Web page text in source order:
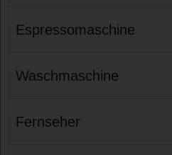
Espressomaschine
Waschmaschine
Fernseher